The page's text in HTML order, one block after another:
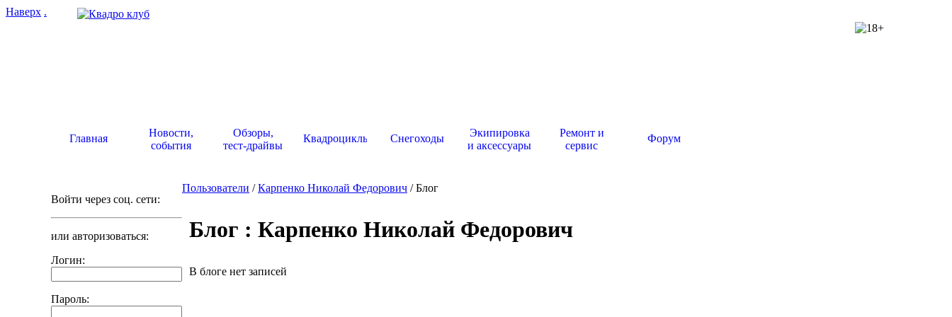
Наверх .
Главная
Новости,
события
Обзоры,
тест-драйвы
Квадроциклы Снегоходы
Экипировка
и аксессуары
Ремонт и
сервис
Форум
Войти через соц. сети:
или авторизоваться:
Логин:
Пароль:
Пользователи /Карпенко Николай Федорович / Блог
Блог : Карпенко Николай Федорович
В блоге нет записей